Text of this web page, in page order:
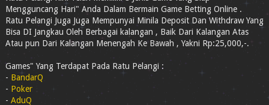
Mengguncang Hari" Anda Dalam Bermain Game Betting Online .
Ratu Pelangi Juga Juga Mempunyai Minila Deposit Dan Withdraw Yang
Bisa DI Jangkau Oleh Berbagai kalangan , Baik Dari Kalangan Atas
Atau pun Dari Kalangan Menengah Ke Bawah , Yakni Rp:25,000,-.
Games" Yang Terdapat Pada Ratu Pelangi :
- BandarQ
- Poker
- AduQ